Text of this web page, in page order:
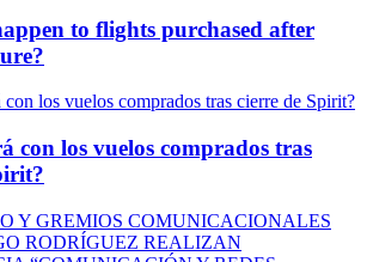
to flights purchased after
con los vuelos comprados tras